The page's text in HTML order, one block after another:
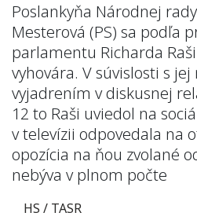
Poslankyňa Národnej
Mesterová (PS) sa podľa
parlamentu Richarda
vyhovára. V súvislosti s
vyjadrením v diskusnej
12 to Raši uviedol na
v televízii odpovedala na
opozícia na ňou zvolané
nebýva v plnom počte
HS / TASR